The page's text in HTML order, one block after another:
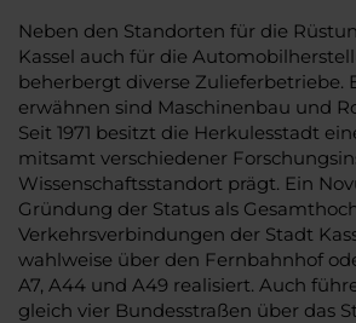
Neben den Standorten für die
Kassel auch für die
beherbergt diverse Zulieferbetriebe.
erwähnen sind Maschinenbau und
Seit 1971 besitzt die Herkulesstadt
mitsamt verschiedener
Wissenschaftsstandort prägt. Ein
Gründung der Status als
Verkehrsverbindungen der Stadt
wahlweise über den Fernbahnhof
A7, A44 und A49 realisiert. Auch
gleich vier Bundesstraßen über das